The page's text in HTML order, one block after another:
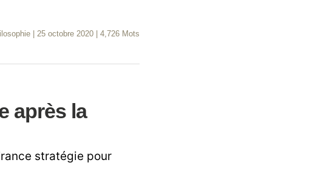
25 octobre 2020 4,726 Mots
après la
stratégie pour